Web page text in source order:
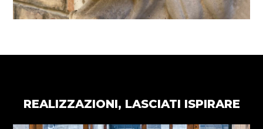
REALIZZAZIONI, LASCIATI ISPIRARE